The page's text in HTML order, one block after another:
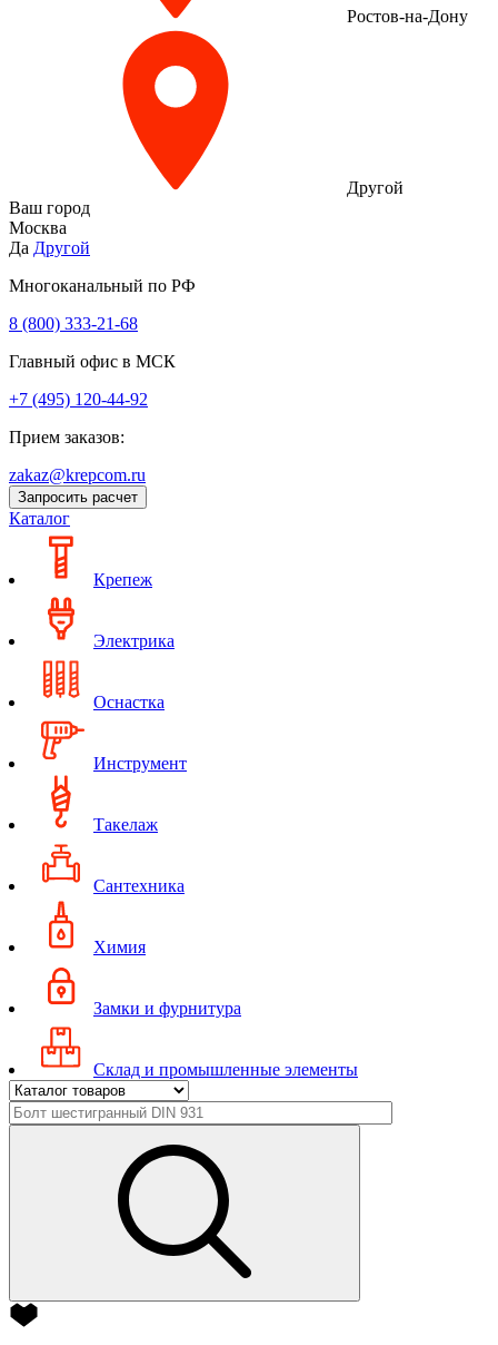
Ростов-на-Дону
Другой
Ваш город
Москва
Да Другой
Многоканальный по РФ
8 (800) 333‑21-68
Главный офис в МСК
+7 (495) 120-44-92
Прием заказов:
zakaz@krepcom.ru
Запросить расчет
Каталог
Крепеж
Электрика
Оснастка
Инструмент
Такелаж
Сантехника
Химия
Замки и фурнитура
Склад и промышленные элементы